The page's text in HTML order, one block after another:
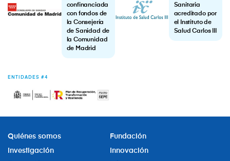
confinanciada
con fondos de
la Consejería
de Sanidad de
la Comunidad
de Madrid
Sanitaria
acreditado por
el Instituto de
Salud Carlos III
ENTIDADES #4
Quiénes somos
Fundación
Investigación
Innovación